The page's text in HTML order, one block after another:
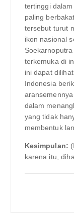
tertinggi
paling
tersebut turut
ikon nasional
terkemuka di
ini dapat
Indonesia
dalam
yang tidak
membentuk
Kesimpulan:
karena itu,